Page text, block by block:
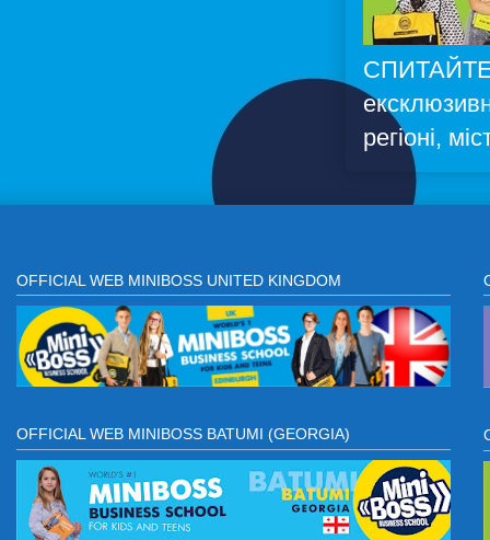
регіоні,
OFFICIAL WEB MINIBOSS UNITED KINGDOM
OFFICIAL WEB MINIBOSS BATUMI (GEORGIA)